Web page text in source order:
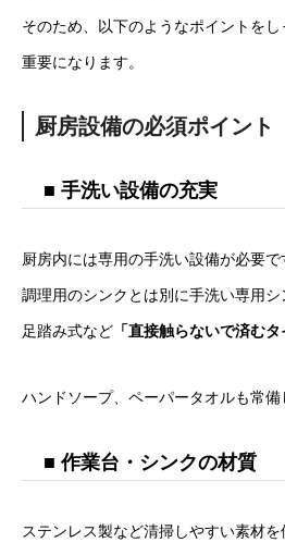
そのため、以下のようなポイントを
重要になります。
厨房設備の必須ポイント
■ 手洗い設備の充実
厨房内には専用の手洗い設備が必要で
調理用のシンクとは別に手洗い専用
足踏み式など 「直接触らないで済むタ
ハンドソープ、ペーパータオルも常備
■ 作業台・シンクの材質
ステンレス製など清掃しやすい素材